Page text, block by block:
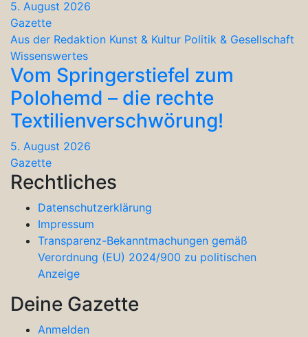
5. August 2026
Gazette
Aus der Redaktion Kunst & Kultur Politik & Gesellschaft
Wissenswertes
Vom Springerstiefel zum
Polohemd – die rechte
Textilienverschwörung!
5. August 2026
Gazette
Rechtliches
Datenschutzerklärung
Impressum
Transparenz-Bekanntmachungen gemäß
Verordnung (EU) 2024/900 zu politischen
Anzeige
Deine Gazette
Anmelden